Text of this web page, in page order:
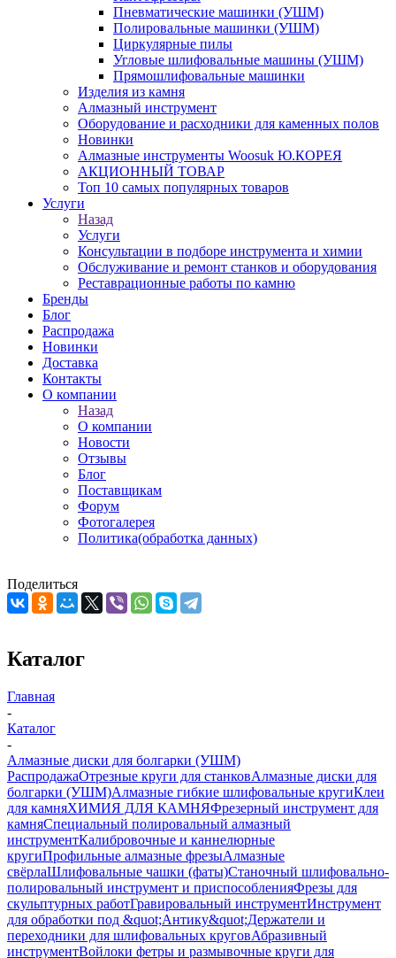
Пневматические машинки (УШМ)
Полировальные машинки (УШМ)
Циркулярные пилы
Угловые шлифовальные машины (УШМ)
Прямошлифовальные машинки
Изделия из камня
Алмазный инструмент
Оборудование и расходники для каменных полов
Новинки
Алмазные инструменты Woosuk Ю.КОРЕЯ
АКЦИОННЫЙ ТОВАР
Топ 10 самых популярных товаров
Услуги
Назад
Услуги
Консультации в подборе инструмента и химии
Обслуживание и ремонт станков и оборудования
Реставрационные работы по камню
Бренды
Блог
Распродажа
Новинки
Доставка
Контакты
О компании
Назад
О компании
Новости
Отзывы
Блог
Поставщикам
Форум
Фотогалерея
Политика(обработка данных)
Поделиться
Каталог
Главная
-
Каталог
-
Алмазные диски для болгарки (УШМ)
РаспродажаОтрезные круги для станковАлмазные диски для
болгарки (УШМ)Алмазные гибкие шлифовальные кругиКлеи
для камняХИМИЯ ДЛЯ КАМНЯФрезерный инструмент для
камняСпециальный полировальный алмазный
инструментКалибровочные и каннелюрные
кругиПрофильные алмазные фрезыАлмазные
свёрлаШлифовальные чашки (фаты)Станочный шлифовально-
полировальный инструмент и приспособленияФрезы для
скульптурных работГравировальный инструментИнструмент
для обработки под &quot;Антику&quot;Держатели и
переходники для шлифовальных круговАбразивный
инструментВойлоки фетры и размывочные круги для